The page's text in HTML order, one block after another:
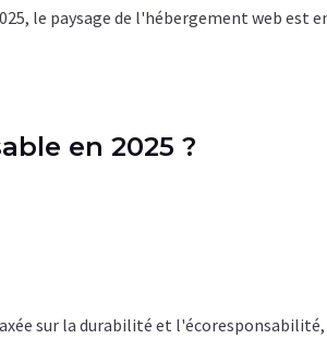
le paysage de l'hébergement web est
en 2025 ?
sur la durabilité et